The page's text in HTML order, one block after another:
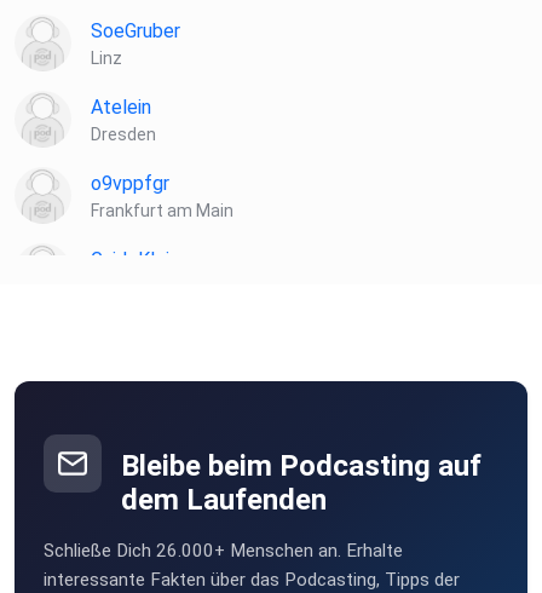
SoeGruber
Linz
Atelein
Dresden
o9vppfgr
Frankfurt am Main
GuidoKlein
Bleibe beim Podcasting auf
dem Laufenden
Schließe Dich 26.000+ Menschen an. Erhalte
interessante Fakten über das Podcasting, Tipps der